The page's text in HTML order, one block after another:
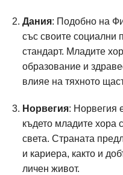
Дания: Подобно на
със своите социални
стандарт. Младите
образование и
влияе на тяхното
Норвегия: Норвегия
където младите хора
света. Страната
и кариера, както и
личен живот.